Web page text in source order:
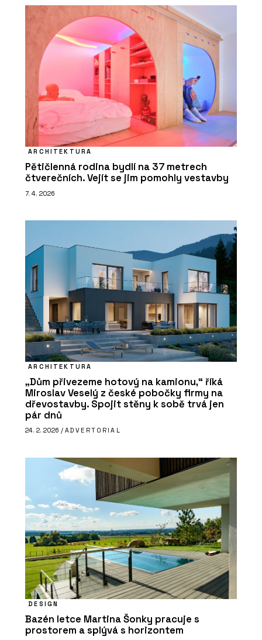
ARCHITEKTURA
Pětičlenná rodina bydlí na 37 metrech
čtverečních. Vejít se jim pomohly vestavby
7. 4. 2026
ARCHITEKTURA
„Dům přivezeme hotový na kamionu,“ říká
Miroslav Veselý z české pobočky firmy na
dřevostavby. Spojit stěny k sobě trvá jen
pár dnů
24. 2. 2026 / ADVERTORIAL
DESIGN
Bazén letce Martina Šonky pracuje s
prostorem a splývá s horizontem